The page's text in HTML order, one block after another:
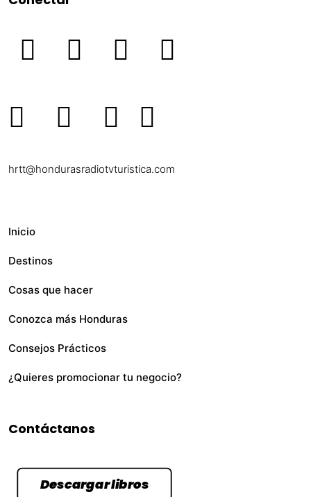
hrtt@hondurasradiotvturistica.com
Inicio
Destinos
Cosas que hacer
Conozca más Honduras
Consejos Prácticos
¿Quieres promocionar tu negocio?
Contáctanos
Descargar libros